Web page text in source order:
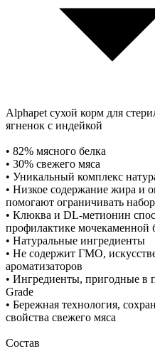
Alphapet сухой корм для
ягненок с индейкой
• 82% мясного белка
• 30% свежего мяса
• Уникальный комплекс
• Низкое содержание жира и
помогают ограничивать
• Клюква и DL-метионин
профилактике мочекаменной
• Натуральные ингредиенты
• Не содержит ГМО,
ароматизаторов
• Ингредиенты, пригодные в
Grade
• Бережная технология,
свойства свежего мяса
Состав